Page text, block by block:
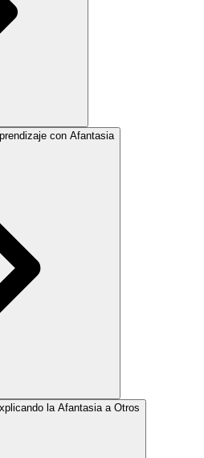
con Afantasia
la Afantasia a Otros